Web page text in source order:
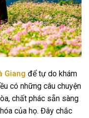
Giang để tự do khám
có những câu chuyện
chất phác sẵn sàng
của họ. Đây chắc